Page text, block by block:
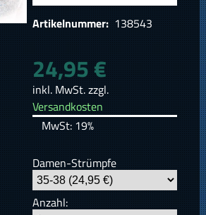
Artikelnummer: 138543
24,95 €
inkl. MwSt. zzgl.
Versandkosten
MwSt: 19%
Damen-Strümpfe
Anzahl: